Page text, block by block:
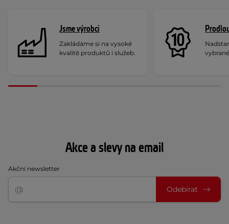
Jsme výrobci
Zakládáme si na vysoké
kvalitě produktů i služeb.
Akce a slevy na email
Akční newsletter
Odebírat